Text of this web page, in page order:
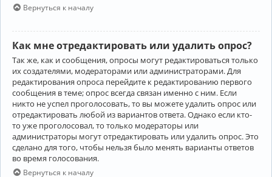
Вернуться к началу
Как мне отредактировать или удалить опрос?
Так же, как и сообщения, опросы могут редактироваться только
их создателями, модераторами или администраторами. Для
редактирования опроса перейдите к редактированию первого
сообщения в теме; опрос всегда связан именно с ним. Если
никто не успел проголосовать, то вы можете удалить опрос или
отредактировать любой из вариантов ответа. Однако если кто-
то уже проголосовал, то только модераторы или
администраторы могут отредактировать или удалить опрос. Это
сделано для того, чтобы нельзя было менять варианты ответов
во время голосования.
Вернуться к началу